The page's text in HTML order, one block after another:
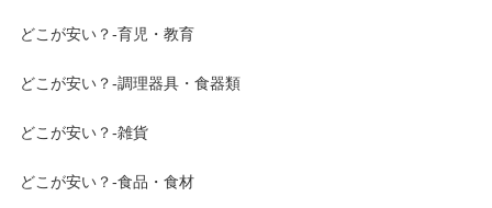
どこが安い？-育児・教育
どこが安い？-調理器具・食器類
どこが安い？-雑貨
どこが安い？-食品・食材